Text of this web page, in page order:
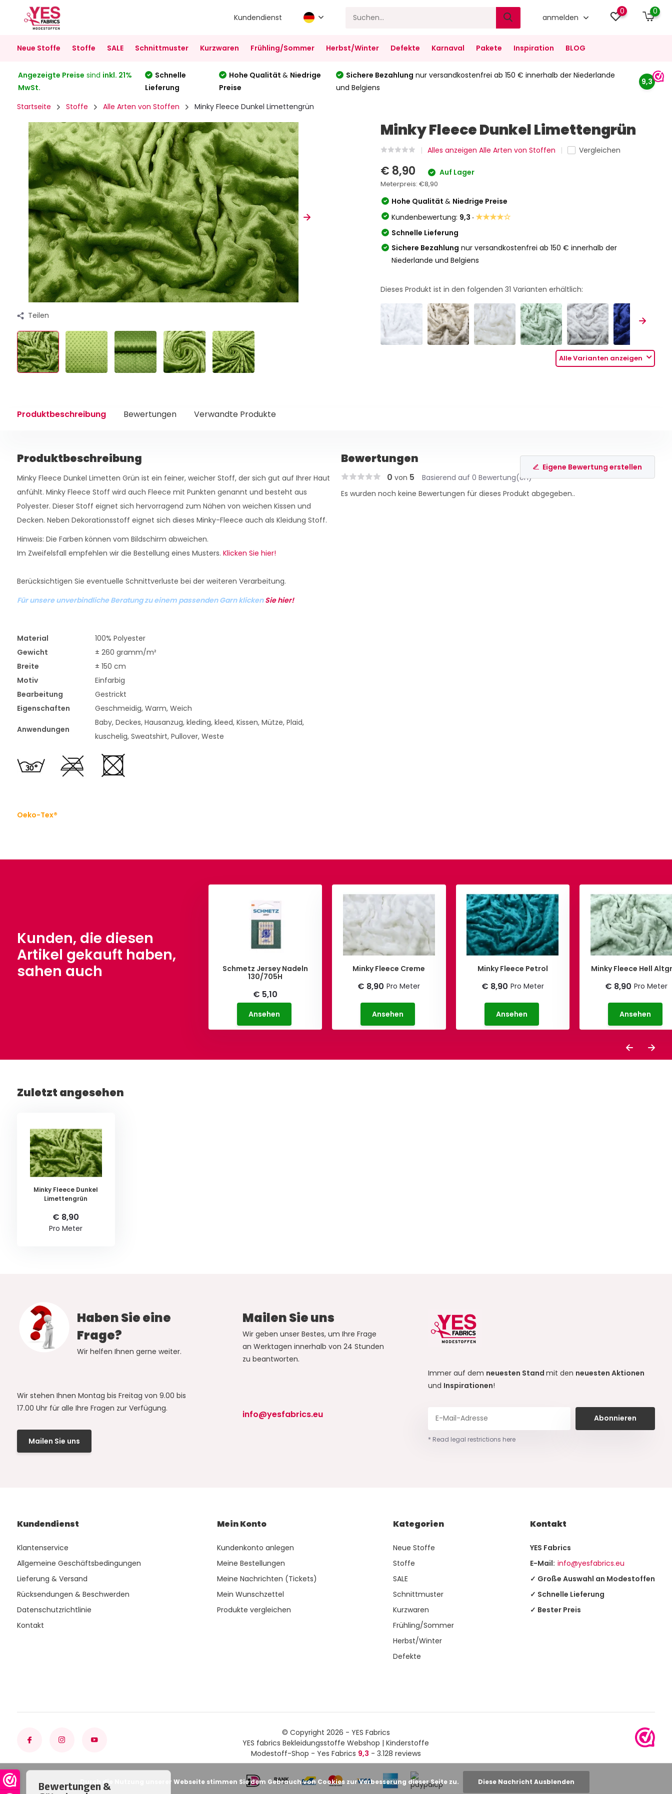
Kundendienst anmelden
0 0
Neue Stoffe Stoffe SALE Schnittmuster Kurzwaren Frühling/Sommer Herbst/Winter Defekte Karnaval Pakete Inspiration BLOG
Angezeigte Preise sind inkl. 21%
MwSt.
Schnelle
Lieferung
Hohe Qualität& Niedrige
Preise
Sichere Bezahlung nur versandkostenfrei ab 150 € innerhalb der Niederlande
und Belgiens
9,3
Startseite Stoffe Alle Arten von Stoffen Minky Fleece Dunkel Limettengrün
Teilen
Minky Fleece Dunkel Limettengrün
Alles anzeigen Alle Arten von Stoffen Vergleichen
€ 8,90 Auf Lager
Meterpreis:€8,90
Hohe Qualität& Niedrige Preise
Kundenbewertung: 9,3 ·★★★★☆
Schnelle Lieferung
Sichere Bezahlung nur versandkostenfrei ab 150 € innerhalb der
Niederlande und Belgiens
Dieses Produkt ist in den folgenden31 Varianten erhältlich:
Alle Varianten anzeigen
Produktbeschreibung Bewertungen Verwandte Produkte
Produktbeschreibung
Minky Fleece Dunkel Limetten Grün ist ein feiner, weicher Stoff, der sich gut auf Ihrer Haut
anfühlt. Minky Fleece Stoff wird auch Fleece mit Punkten genannt und besteht aus
Polyester. Dieser Stoff eignet sich hervorragend zum Nähen von weichen Kissen und
Decken. Neben Dekorationsstoff eignet sich dieses Minky-Fleece auch als Kleidung Stoff.
Hinweis: Die Farben können vom Bildschirm abweichen.
Im Zweifelsfall empfehlen wir die Bestellung eines Musters. Klicken Sie hier!
Berücksichtigen Sie eventuelle Schnittverluste bei der weiteren Verarbeitung.
Für unsere unverbindliche Beratung zu einem passenden Garn klickenSie hier!
Material
100% Polyester
Gewicht
± 260 gramm/m²
Breite
± 150 cm
Motiv
Einfarbig
Bearbeitung
Gestrickt
Eigenschaften
Geschmeidig, Warm, Weich
Anwendungen
Baby, Deckes, Hausanzug, kleding, kleed, Kissen, Mütze, Plaid,
kuschelig, Sweatshirt, Pullover, Weste
Oeko-Tex®
Bewertungen
0 von 5 Basierend auf 0 Bewertung(en)
Eigene Bewertung erstellen
Es wurden noch keine Bewertungen für dieses Produkt abgegeben..
Kunden, die diesen
Artikel gekauft haben,
sahen auch
Schmetz Jersey Nadeln
130/705H
€ 5,10
Ansehen
Minky Fleece Creme
€ 8,90 Pro Meter
Ansehen
Minky Fleece Petrol
€ 8,90 Pro Meter
Ansehen
Minky Fleece Hell
€ 8,90 Pro Meter
Ansehen
Zuletzt angesehen
Minky Fleece Dunkel
Limettengrün
€ 8,90
Pro Meter
Haben Sie eine
Frage?
Wir helfen Ihnen gerne weiter.
Wir stehen Ihnen Montag bis Freitag von 9.00 bis
17.00 Uhr für alle Ihre Fragen zur Verfügung.
Mailen Sie uns
Mailen Sie uns
Wir geben unser Bestes, um Ihre Frage
an Werktagen innerhalb von 24 Stunden
zu beantworten.
info@yesfabrics.eu
Immer auf dem neuesten Standmit den neuesten Aktionen
und Inspirationen!
Abonnieren
* Read legal restrictions here
Kundendienst
Klantenservice
Allgemeine Geschäftsbedingungen
Lieferung & Versand
Rücksendungen & Beschwerden
Datenschutzrichtlinie
Kontakt
Mein Konto
Kundenkonto anlegen
Meine Bestellungen
Meine Nachrichten (Tickets)
Mein Wunschzettel
Produkte vergleichen
Kategorien
Neue Stoffe
Stoffe
SALE
Schnittmuster
Kurzwaren
Frühling/Sommer
Herbst/Winter
Defekte
Kontakt
YES Fabrics
E-Mail: info@yesfabrics.eu
✓ Große Auswahl an Modestoffen
✓ Schnelle Lieferung
✓ Bester Preis
© Copyright 2026 - YES Fabrics
YES fabrics Bekleidungsstoffe Webshop | Kinderstoffe
Modestoff-Shop - Yes Fabrics 9,3 - 3.128 reviews
Durch die Nutzung unserer Webseite stimmen Sie dem Gebrauch von Cookies zur Verbesserung dieser Seite zu. Diese Nachricht Ausblenden